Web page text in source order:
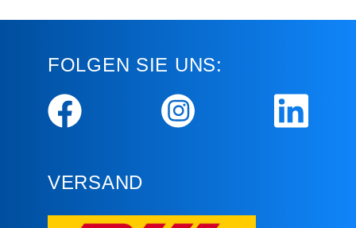
FOLGEN SIE UNS:
VERSAND